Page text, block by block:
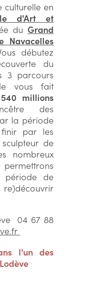
culturelle en
d'Art et
du Grand
Navacelles
débutez
du
3 parcours
vous fait
540 millions
des
la période
par les
de
nombreux
période de
04 67 88
l'un des